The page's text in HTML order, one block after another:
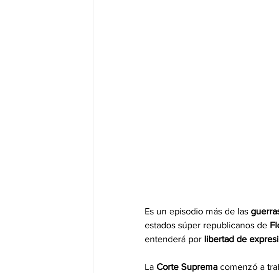
Es un episodio más de las
estados súper republicanos de
entenderá por libertad de
La Corte Suprema comenzó a